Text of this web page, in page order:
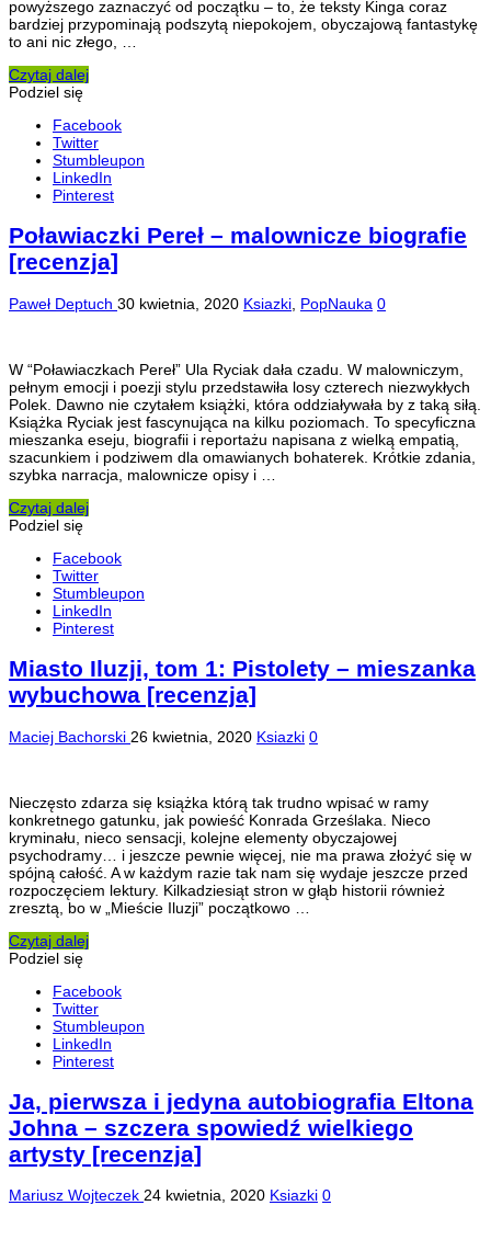
powyższego zaznaczyć od początku – to, że teksty Kinga coraz
bardziej przypominają podszytą niepokojem, obyczajową fantastykę
to ani nic złego, …
Czytaj dalej
Podziel się
Facebook
Twitter
Stumbleupon
LinkedIn
Pinterest
Poławiaczki Pereł – malownicze biografie
[recenzja]
Paweł Deptuch 30 kwietnia, 2020 Ksiazki PopNauka 0
W “Poławiaczkach Pereł” Ula Ryciak dała czadu. W malowniczym,
pełnym emocji i poezji stylu przedstawiła losy czterech niezwykłych
Polek. Dawno nie czytałem książki, która oddziaływała by z taką siłą.
Książka Ryciak jest fascynująca na kilku poziomach. To specyficzna
mieszanka eseju, biografii i reportażu napisana z wielką empatią,
szacunkiem i podziwem dla omawianych bohaterek. Krótkie zdania,
szybka narracja, malownicze opisy i …
Czytaj dalej
Podziel się
Facebook
Twitter
Stumbleupon
LinkedIn
Pinterest
Miasto Iluzji, tom 1: Pistolety – mieszanka
wybuchowa [recenzja]
Maciej Bachorski 26 kwietnia, 2020 Ksiazki 0
Nieczęsto zdarza się książka którą tak trudno wpisać w ramy
konkretnego gatunku, jak powieść Konrada Grześlaka. Nieco
kryminału, nieco sensacji, kolejne elementy obyczajowej
psychodramy… i jeszcze pewnie więcej, nie ma prawa złożyć się w
spójną całość. A w każdym razie tak nam się wydaje jeszcze przed
rozpoczęciem lektury. Kilkadziesiąt stron w głąb historii również
zresztą, bo w „Mieście Iluzji” początkowo …
Czytaj dalej
Podziel się
Facebook
Twitter
Stumbleupon
LinkedIn
Pinterest
Ja, pierwsza i jedyna autobiografia Eltona
Johna – szczera spowiedź wielkiego
artysty [recenzja]
Mariusz Wojteczek 24 kwietnia, 2020 Ksiazki 0